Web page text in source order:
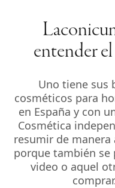
entender
Uno tiene sus
cosméticos para
en España y con
Cosmética
resumir de manera
porque también se
video o aquel